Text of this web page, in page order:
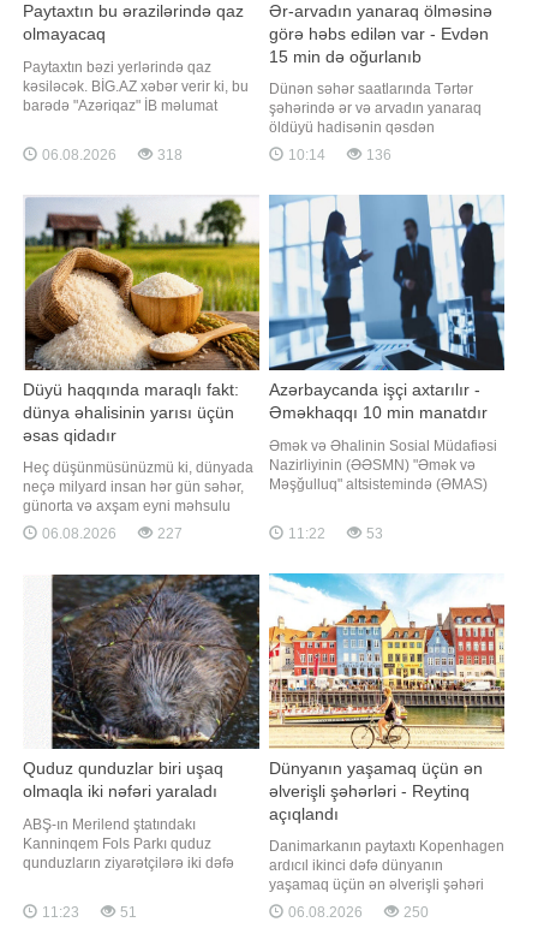
Paytaxtın bu ərazilərində qaz
olmayacaq
Paytaxtın bəzi yerlərində qaz
kəsiləcək. BİG.AZ xəbər verir ki, bu
barədə "Azəriqaz" İB məlumat
işləri ilə əlaqədar sabah saat 10:00-
dan işlər yekunlaşanadək Sabunçu
M. Kalinin, Ş. Rustaveli, M.
İbrahimov küçələrinin və Bakıxano
06.08.2026 318
Ər-arvadın yanaraq ölməsinə
görə həbs edilən var - Evdən
15 min də oğurlanıb
Dünən səhər saatlarında Tərtər
şəhərində ər və arvadın yanaraq
öldüyü hadisənin qəsdən
törədilməsi bəlli olub.
"Qafqazinfo"nun əldə etdiyi
sakini 1987-ci il təvəllüdlü Vüqar
Baxşəliyev tərəfindən törətdiyi üzə
çıxıb. Məlum olub ki, o, sübh
saatlarında 1941-c
10:14 136
Düyü haqqında maraqlı fakt:
dünya əhalisinin yarısı üçün
əsas qidadır
Heç düşünmüsünüzmü ki, dünyada
neçə milyard insan hər gün səhər,
günorta və axşam eyni məhsulu
yeyir?. Düyü sadəcə qarnir deyil. O,
planetdə yaşayan milyardlarla
Təsadüfi deyil ki, onu Asiyanın
"çörəyi" adlandırırlar. xarici mediaya
istinadən xəbər verir ki
06.08.2026 227
Azərbaycanda işçi axtarılır -
Əməkhaqqı 10 min manatdır
Əmək və Əhalinin Sosial Müdafiəsi
Nazirliyinin (ƏƏSMN) "Əmək və
Məşğulluq" altsistemində (ƏMAS)
tərəfindən təqdim olunan 65
mindən çox aktiv vakansiya
ki, bu barədə ƏƏSMN məlumat
yayıb. Qeyd olunan vakansiyalar
üzrə ən yüksə
11:22 53
Quduz qunduzlar biri uşaq
olmaqla iki nəfəri yaraladı
ABŞ-ın Merilend ştatındakı
Kanninqem Fols Parkı quduz
qunduzların ziyarətçilərə iki dəfə
bağlanıb. xəbər verir ki, bu barədə
RİA Novosti yerli hakimiyyət
11:23 51
Dünyanın yaşamaq üçün ən
əlverişli şəhərləri - Reytinq
açıqlandı
Danimarkanın paytaxtı Kopenhagen
ardıcıl ikinci dəfə dünyanın
yaşamaq üçün ən əlverişli şəhəri
seçilib. Qaynarinfo xəbər verir ki, bu
barədə Economist Intelligence Unit
06.08.2026 250